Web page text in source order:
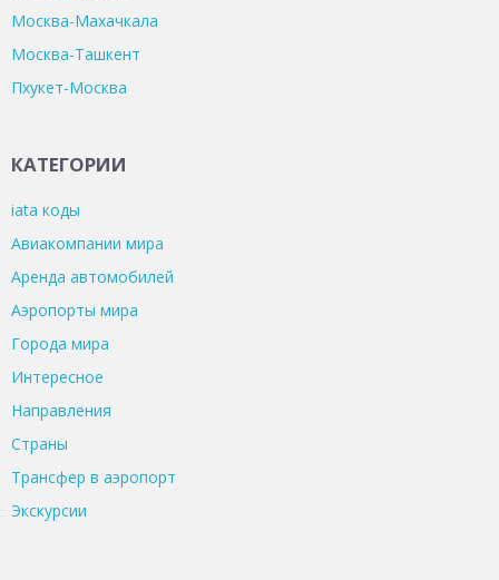
Москва-Махачкала
Москва-Ташкент
Пхукет-Москва
КАТЕГОРИИ
iata коды
Авиакомпании мира
Аренда автомобилей
Аэропорты мира
Города мира
Интересное
Направления
Страны
Трансфер в аэропорт
Экскурсии